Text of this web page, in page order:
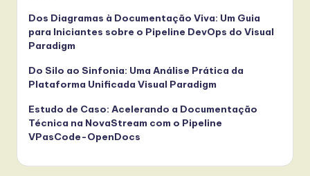
Dos Diagramas à Documentação Viva: Um Guia
para Iniciantes sobre o Pipeline DevOps do Visual
Paradigm
Do Silo ao Sinfonia: Uma Análise Prática da
Plataforma Unificada Visual Paradigm
Estudo de Caso: Acelerando a Documentação
Técnica na NovaStream com o Pipeline
VPasCode-OpenDocs